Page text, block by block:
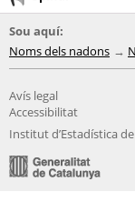
Sou aquí:
Noms dels nadons
Avís legal
Accessibilitat
Institut d’Estadística